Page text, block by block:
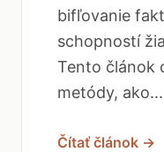
bifľovanie
schopností
Tento článok
metódy, ako...
Čítať článok →